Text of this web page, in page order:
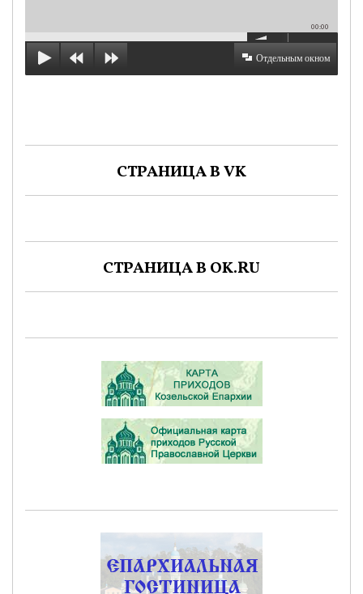
00:00
Отдельным окном
СТРАНИЦА В VK
СТРАНИЦА В OK.RU